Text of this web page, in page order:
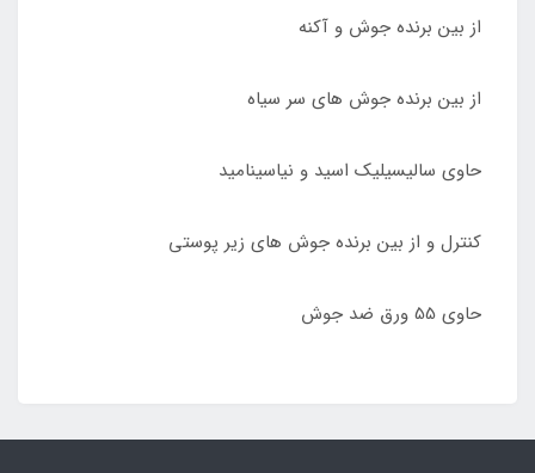
از بین برنده جوش و آکنه
از بین برنده جوش های سر سیاه
حاوی سالیسیلیک اسید و نیاسینامید
کنترل و از بین برنده جوش های زیر پوستی
حاوی 55 ورق ضد جوش